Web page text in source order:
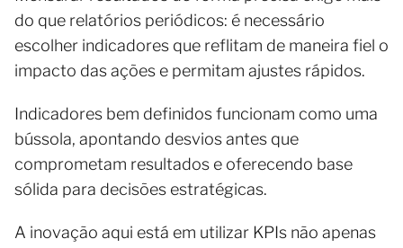
do que relatórios periódicos: é necessário
escolher indicadores que reflitam de maneira fiel o
impacto das ações e permitam ajustes rápidos.
Indicadores bem definidos funcionam como uma
bússola, apontando desvios antes que
comprometam resultados e oferecendo base
sólida para decisões estratégicas.
A inovação aqui está em utilizar KPIs não apenas